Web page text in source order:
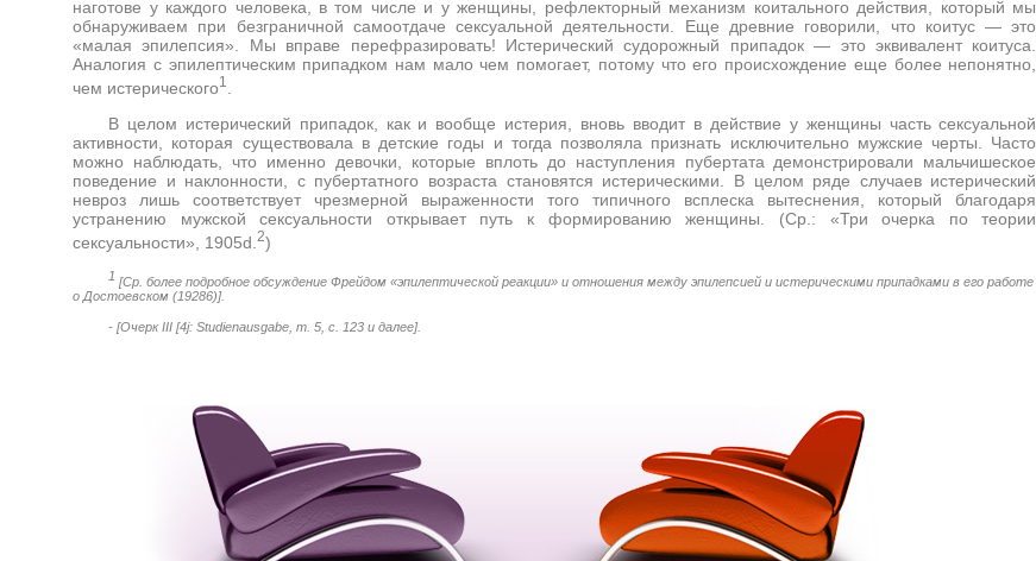
наготове у каждого человека, в том числе и у женщины, рефлекторный механизм коитального действия, который мы
обнаруживаем при безграничной самоотдаче сексуальной деятельности. Еще древние говорили, что коитус — это
«малая эпилепсия». Мы вправе перефразировать! Истерический судорожный припадок — это эквивалент коитуса.
Аналогия с эпилептическим припадком нам мало чем помогает, потому что его происхождение еще более непонятно,
чем истерического1
В целом истерический припадок, как и вообще истерия, вновь вводит в действие у женщины часть сексуальной
активности, которая существовала в детские годы и тогда позволяла признать исключительно мужские черты. Часто
можно наблюдать, что именно девочки, которые вплоть до наступления пубертата демонстрировали мальчишеское
поведение и наклонности, с пубертатного возраста становятся истерическими. В целом ряде случаев истерический
невроз лишь соответствует чрезмерной выраженности того типичного всплеска вытеснения, который благодаря
устранению мужской сексуальности открывает путь к формированию женщины. (Ср.: «Три очерка по теории
сексуальности», 1905d .2)
1 [Ср. более подробное обсуждение Фрейдом «эпилептической реакции» и отношения между эпилепсией и истерическими припадками в его работе
о Достоевском (19286)].
- [ОчеркIII [4j:Studienausgabe , т. 5, с. 123 и далее].